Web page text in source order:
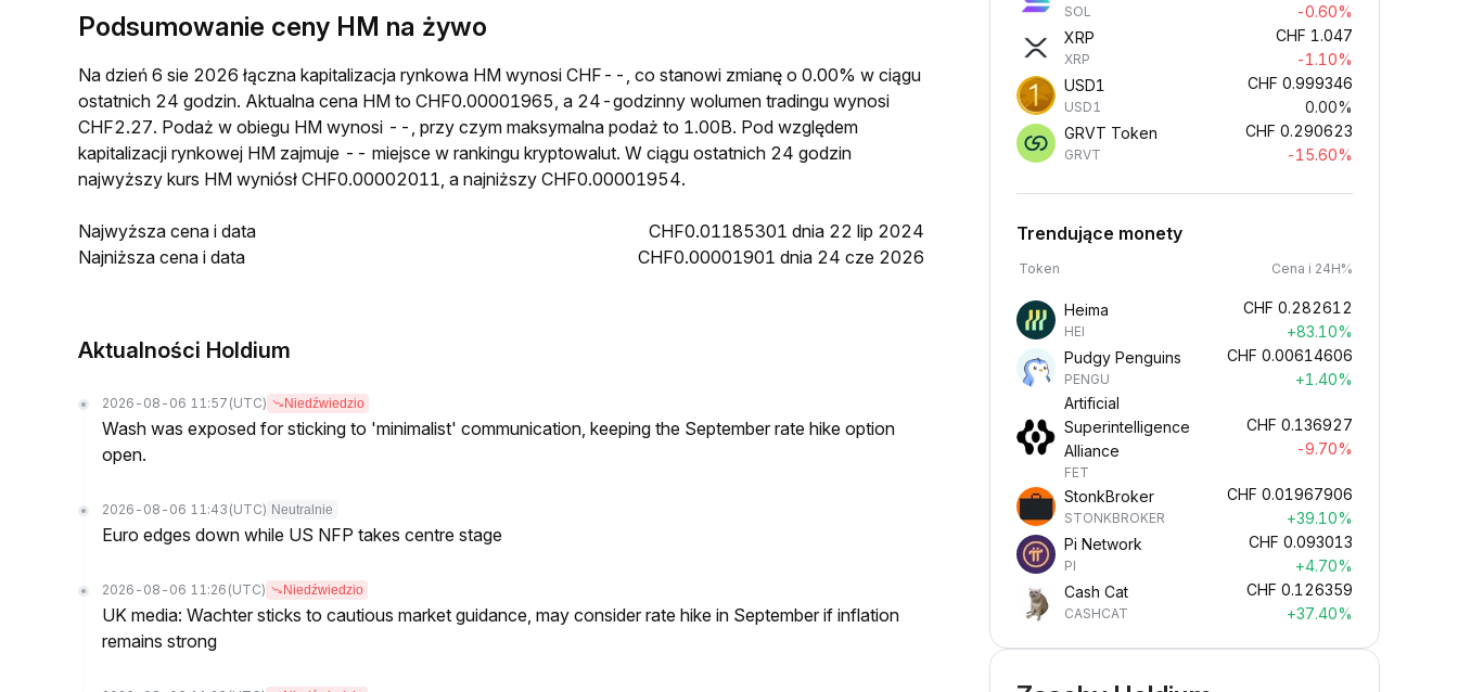
Podsumowanie ceny HM na żywo
Na dzień 6 sie 2026 łączna kapitalizacja rynkowa HM wynosi CHF--, co stanowi zmianę o 0.00% w ciągu
ostatnich 24 godzin. Aktualna cena HM to CHF0.00001965, a 24-godzinny wolumen tradingu wynosi
CHF2.27. Podaż w obiegu HM wynosi --, przy czym maksymalna podaż to 1.00B. Pod względem
kapitalizacji rynkowej HM zajmuje -- miejsce w rankingu kryptowalut. W ciągu ostatnich 24 godzin
najwyższy kurs HM wyniósł CHF0.00002011, a najniższy CHF0.00001954.
Najwyższa cena i data
CHF0.01185301 dnia 22 lip 2024
Najniższa cena i data
CHF0.00001901 dnia 24 cze 2026
Aktualności Holdium
2026-08-06 11:57 (UTC) Niedźwiedzio
Wash was exposed for sticking to 'minimalist' communication, keeping the September rate hike option
open.
2026-08-06 11:43 (UTC) Neutralnie
Euro edges down while US NFP takes centre stage
2026-08-06 11:26 (UTC) Niedźwiedzio
UK media: Wachter sticks to cautious market guidance, may consider rate hike in September if inflation
remains strong
SOL
-0.60%
XRP
XRP
CHF 1.047
-1.10%
USD1
USD1
CHF 0.999346
0.00%
GRVT Token
GRVT
CHF 0.290623
-15.60%
Trendujące monety
Token Cena i 24H%
Heima
HEI
CHF 0.282612
+83.10%
Pudgy Penguins
PENGU
CHF 0.00614606
+1.40%
Artificial
Superintelligence
Alliance
FET
CHF 0.136927
-9.70%
StonkBroker
STONKBROKER
CHF 0.01967906
+39.10%
Pi Network
PI
CHF 0.093013
+4.70%
Cash Cat
CASHCAT
CHF 0.126359
+37.40%